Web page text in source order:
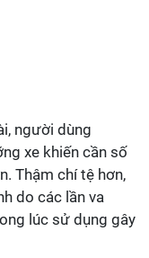
người dùng
xe khiến cần số
Thậm chí tệ hơn,
do các lần va
lúc sử dụng gây